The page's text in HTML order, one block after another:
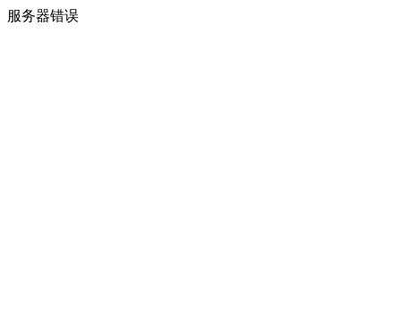
服务器错误